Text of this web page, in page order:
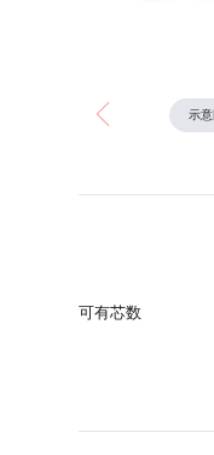
可有芯数